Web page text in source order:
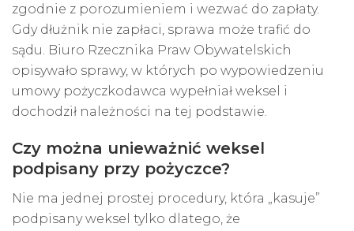
zgodnie z porozumieniem i wezwać do zapłaty.
Gdy dłużnik nie zapłaci, sprawa może trafić do
sądu. Biuro Rzecznika Praw Obywatelskich
opisywało sprawy, w których po wypowiedzeniu
umowy pożyczkodawca wypełniał weksel i
dochodził należności na tej podstawie.
Czy można unieważnić weksel
podpisany przy pożyczce?
Nie ma jednej prostej procedury, która „kasuje”
podpisany weksel tylko dlatego, że